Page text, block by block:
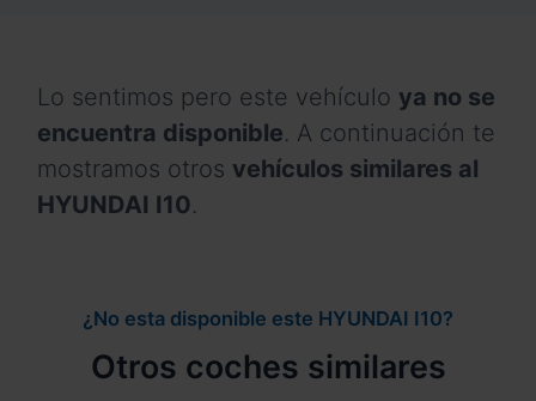
Lo sentimos pero este vehículo ya no se
encuentra disponible. A continuación te
mostramos otros vehículos similares al
HYUNDAI I10.
¿No esta disponible este HYUNDAI I10?
Otros coches similares